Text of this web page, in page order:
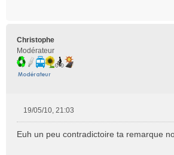
Christophe
Modérateur
s
19/05/10, 21:03
Euh un peu contradictoire ta remarque